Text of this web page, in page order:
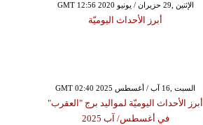
GMT 12:56 2020 الإثنين ,29 حزيران / يونيو
أبرز الأحداث اليوميّة
GMT 02:40 2025 السبت ,16 آب / أغسطس
أبرز الأحداث اليوميّة لمواليد برج "العقرب"
في أغسطس/ آب 2025